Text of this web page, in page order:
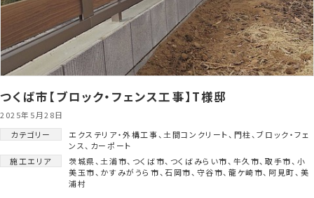
つくば市【ブロック・フェンス工事】T様邸
2025年5月28日
カテゴリー
エクステリア・外構工事、 土間コンクリート、 門柱、ブロック・フェ
ンス、 カーポート
施工エリア
茨城県、土浦市、 つくば市、 つくばみらい市、 牛久市、取手市、 小
美玉市、 かすみがうら市、石岡市、 守谷市、龍ケ崎市、 阿見町、 美
浦村